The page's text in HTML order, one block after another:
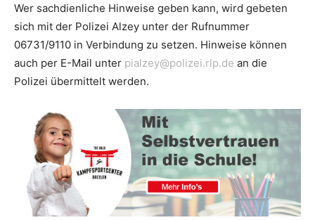
Wer sachdienliche Hinweise geben kann, wird gebeten
sich mit der Polizei Alzey unter der Rufnummer
06731/9110 in Verbindung zu setzen. Hinweise können
auch per E-Mail unter pialzey@polizei.rlp.de an die
Polizei übermittelt werden.